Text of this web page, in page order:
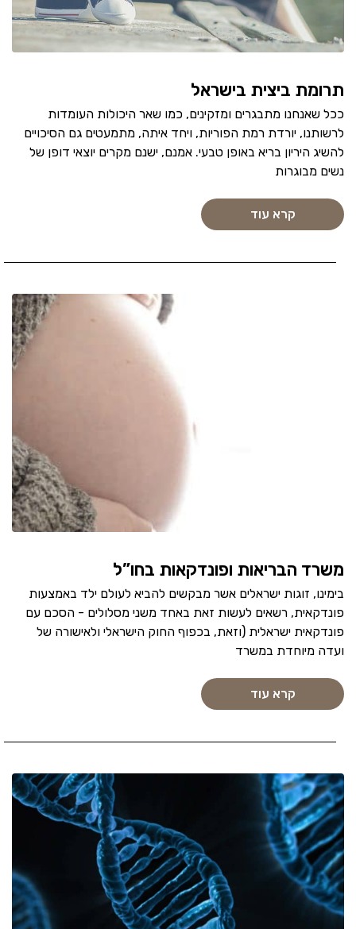
תרומת ביצית בישראל
ככל שאנחנו מתבגרים ומזקינים, כמו שאר היכולות העומדות
לרשותנו, יורדת רמת הפוריות, ויחד איתה, מתמעטים גם הסיכויים
להשיג היריון בריא באופן טבעי. אמנם, ישנם מקרים יוצאי דופן של
נשים מבוגרות
קרא עוד
משרד הבריאות ופונדקאות בחו”ל
בימינו, זוגות ישראלים אשר מבקשים להביא לעולם ילד באמצעות
פונדקאית, רשאים לעשות זאת באחד משני מסלולים - הסכם עם
פונדקאית ישראלית (וזאת, בכפוף החוק הישראלי ולאישורה של
ועדה מיוחדת במשרד
קרא עוד